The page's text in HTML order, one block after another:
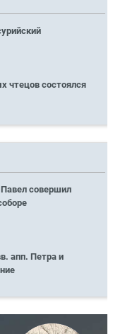
чтецов состоялся
совершил
апп. Петра и